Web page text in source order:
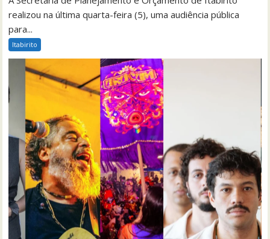
realizou na última quarta-feira (5), uma audiência pública
para...
Itabirito